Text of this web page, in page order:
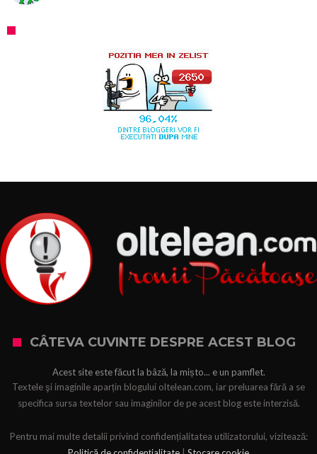
CÂTEVA CUVINTE DESPRE ACEST BLOG
Acest site este făcut la bâză, la mișto... e un pamflet.
Textele şi imaginile aparțin blogului oltelean.com, iar preluarea fără a se
specifica sursa textelor sau imaginilor de pe acest blog este interzisă.
Pentru mai multe detalii privind confidențialitatea utilizatorului, vizitează: